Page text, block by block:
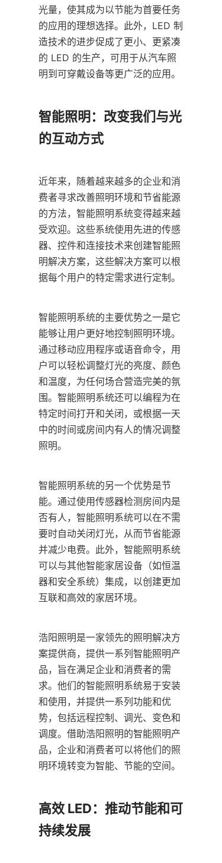
光量，使其成为以节能为首要任务
的应用的理想选择。此外，LED 制
造技术的进步促成了更小、更紧凑
的 LED 的生产，可用于从汽车照
明到可穿戴设备等更广泛的应用。
智能照明：改变我们与光
的互动方式
近年来，随着越来越多的企业和消
费者寻求改善照明环境和节省能源
的方法，智能照明系统变得越来越
受欢迎。这些系统使用先进的传感
器、控件和连接技术来创建智能照
明解决方案，这些解决方案可以根
据每个用户的特定需求进行定制。
智能照明系统的主要优势之一是它
能够让用户更好地控制照明环境。
通过移动应用程序或语音命令，用
户可以轻松调整灯光的亮度、颜色
和温度，为任何场合营造完美的氛
围。智能照明系统还可以编程为在
特定时间打开和关闭，或根据一天
中的时间或房间内有人的情况调整
照明。
智能照明系统的另一个优势是节
能。通过使用传感器检测房间内是
否有人，智能照明系统可以在不需
要时自动关闭灯光，从而节省能源
并减少电费。此外，智能照明系统
可以与其他智能家居设备（如恒温
器和安全系统）集成，以创建更加
互联和高效的家居环境。
浩阳照明是一家领先的照明解决方
案提供商，提供一系列智能照明产
品，旨在满足企业和消费者的需
求。他们的智能照明系统易于安装
和使用，并提供一系列功能和优
势，包括远程控制、调光、变色和
调度。借助浩阳照明的智能照明产
品，企业和消费者可以将他们的照
明环境转变为智能、节能的空间。
高效 LED：推动节能和可
持续发展